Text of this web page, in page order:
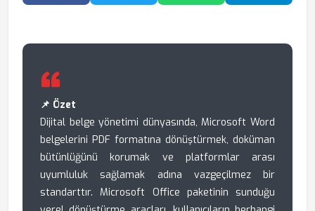
📌 Özet
Dijital belge yönetimi dünyasında, Microsoft Word
belgelerini PDF formatına dönüştürmek, doküman
bütünlüğünü korumak ve platformlar arası
uyumluluk sağlamak adına vazgeçilmez bir
standarttır. Microsoft Office paketinin sunduğu